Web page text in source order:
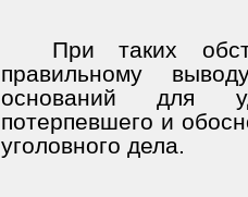
При таких
правильному
оснований для
потерпевшего и
уголовного дела.